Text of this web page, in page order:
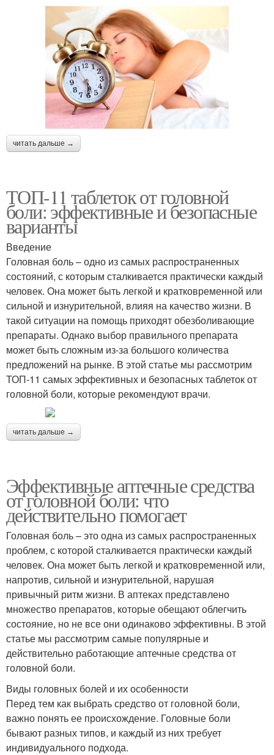
читать дальше →
ТОП-11 таблеток от головной
боли: эффективные и безопасные
варианты
Введение
Головная боль – одно из самых распространенных
состояний, с которым сталкивается практически каждый
человек. Она может быть легкой и кратковременной или
сильной и изнурительной, влияя на качество жизни. В
такой ситуации на помощь приходят обезболивающие
препараты. Однако выбор правильного препарата
может быть сложным из-за большого количества
предложений на рынке. В этой статье мы рассмотрим
ТОП-11 самых эффективных и безопасных таблеток от
головной боли, которые рекомендуют врачи.
читать дальше →
Эффективные аптечные средства
от головной боли: что
действительно помогает
Головная боль – это одна из самых распространенных
проблем, с которой сталкивается практически каждый
человек. Она может быть легкой и кратковременной или,
напротив, сильной и изнурительной, нарушая
привычный ритм жизни. В аптеках представлено
множество препаратов, которые обещают облегчить
состояние, но не все они одинаково эффективны. В этой
статье мы рассмотрим самые популярные и
действительно работающие аптечные средства от
головной боли.
Виды головных болей и их особенности
Перед тем как выбрать средство от головной боли,
важно понять ее происхождение. Головные боли
бывают разных типов, и каждый из них требует
индивидуального подхода.